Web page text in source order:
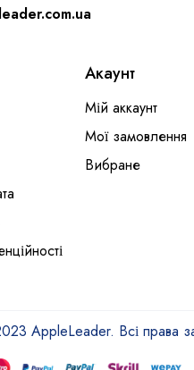
Акаунт
Мій аккаунт
Мої замовлення
Вибране
AppleLeader. Всі права